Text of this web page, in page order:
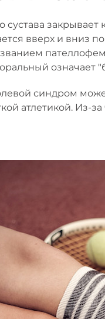
сустава
вверх и вниз
означает
синдром
атлетикой. Из-